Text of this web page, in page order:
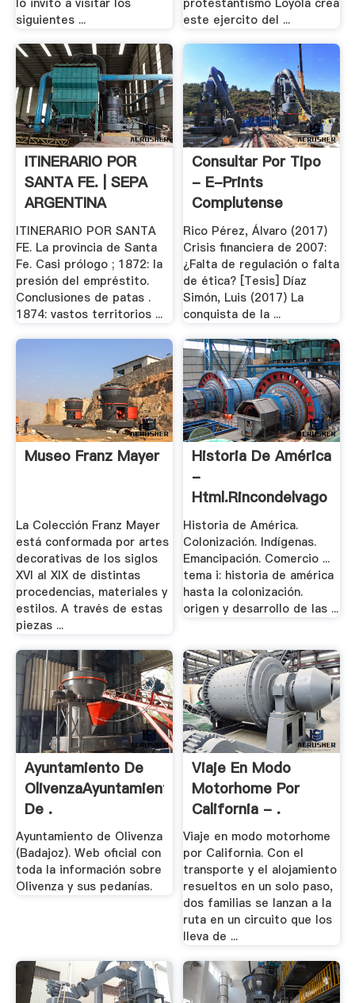
siguientes ...
este ejercito del ...
ITINERARIO POR
SANTA FE. | SEPA
ARGENTINA
ITINERARIO POR SANTA
FE. La provincia de Santa
Fe. Casi prólogo ; 1872: la
presión del empréstito.
Conclusiones de patas .
1874: vastos territorios ...
Consultar Por Tipo
- E-Prints
Complutense
Rico Pérez, Álvaro (2017)
Crisis financiera de 2007:
¿Falta de regulación o falta
de ética? [Tesis] Díaz
Simón, Luis (2017) La
conquista de la ...
Museo Franz Mayer
La Colección Franz Mayer
está conformada por artes
decorativas de los siglos
XVI al XIX de distintas
procedencias, materiales y
estilos. A través de estas
piezas ...
Historia De América
-
Html.rincondelvago
Historia de América.
Colonización. Indígenas.
Emancipación. Comercio ...
tema i: historia de américa
hasta la colonización.
origen y desarrollo de las ...
Ayuntamiento De
OlivenzaAyuntamiento
De .
Ayuntamiento de Olivenza
(Badajoz). Web oficial con
toda la información sobre
Olivenza y sus pedanías.
Viaje En Modo
Motorhome Por
California - .
Viaje en modo motorhome
por California. Con el
transporte y el alojamiento
resueltos en un solo paso,
dos familias se lanzan a la
ruta en un circuito que los
lleva de ...